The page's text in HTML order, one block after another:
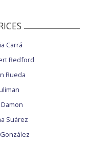
Carrá
Redford
Rueda
Suárez